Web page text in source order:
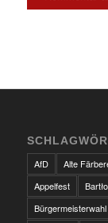
AfD
Alte
Appelfest
Bürgermeisterwahl